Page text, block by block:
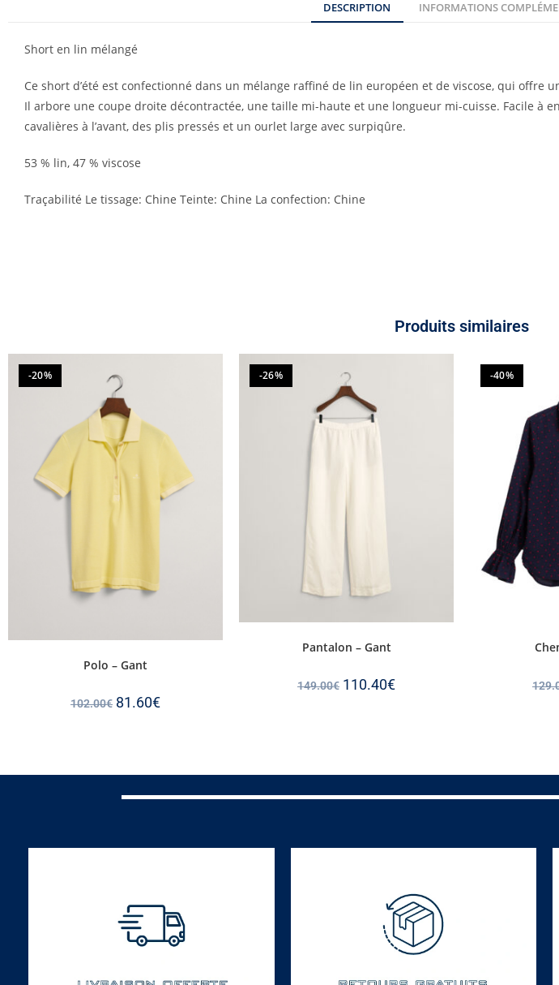
DESCRIPTION INFORMATIONS
Short en lin mélangé
Ce short d’été est confectionné dans un mélange raffiné de lin européen et de viscose, qui
Il arbore une coupe droite décontractée, une taille mi-haute et une longueur mi-cuisse. Facile à
cavalières à l’avant, des plis pressés et un ourlet large avec surpiqûre.
53 % lin, 47 % viscose
Traçabilité Le tissage: Chine Teinte: Chine La confection: Chine
Produits similaires
-20%
Polo – Gant
102.00€ 81.60€
-26%
Pantalon – Gant
149.00€ 110.40€
-40%